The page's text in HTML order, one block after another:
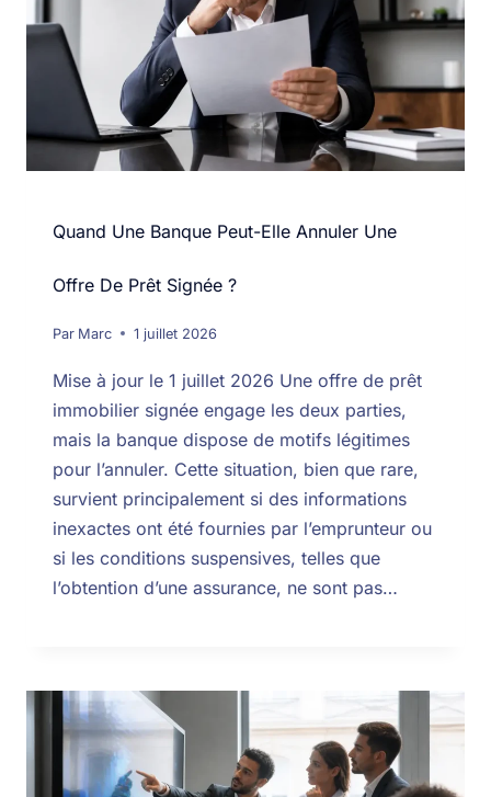
Quand Une Banque Peut-Elle Annuler Une
Offre De Prêt Signée ?
Par Marc 1 juillet 2026
Mise à jour le 1 juillet 2026 Une offre de prêt
immobilier signée engage les deux parties,
mais la banque dispose de motifs légitimes
pour l’annuler. Cette situation, bien que rare,
survient principalement si des informations
inexactes ont été fournies par l’emprunteur ou
si les conditions suspensives, telles que
l’obtention d’une assurance, ne sont pas…